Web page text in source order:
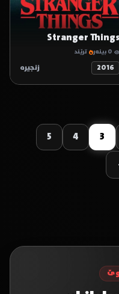
Stranger Things
0 بینەر ترێند
2016 زنجیرە
3
4
5